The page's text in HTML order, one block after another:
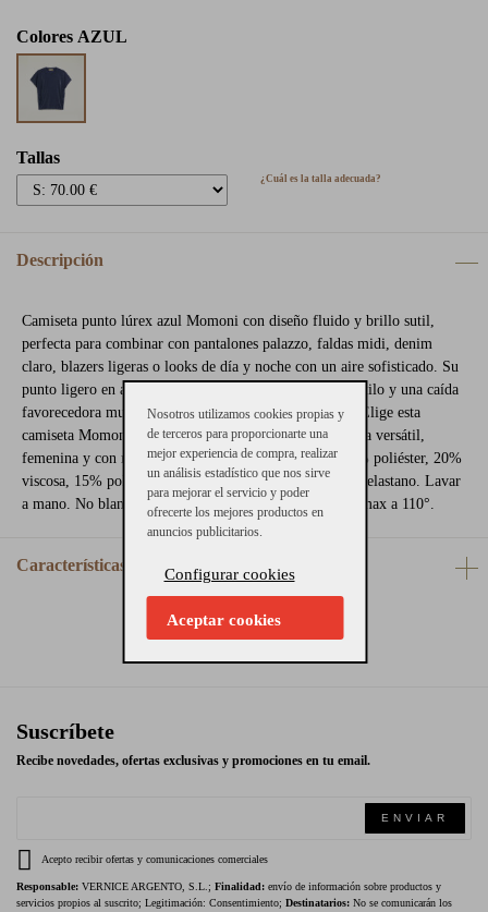
Colores AZUL
Tallas
¿Cuál es la talla adecuada?
Descripción
Camiseta punto lúrex azul Momoni con diseño fluido y brillo sutil,
perfecta para combinar con pantalones palazzo, faldas midi, denim
claro, blazers ligeras o looks de día y noche con un aire sofisticado. Su
punto ligero en azul y su silueta cómoda aportan luz, estilo y una caída
favorecedora muy fácil de llevar en cualquier ocasión. Elige esta
camiseta Momoni y añade ahora a tu armario una prenda versátil,
femenina y con mucha personalidad. Composición: 45% poliéster, 20%
viscosa, 15% poliamida, 15% poliéster con metal y 5% elastano. Lavar
a mano. No blanquear. No secar en secadora. Planchar max a 110°.
Características
Suscríbete
Recibe novedades, ofertas exclusivas y promociones en tu email.
ENVIAR
Acepto recibir ofertas y comunicaciones comerciales
Responsable: VERNICE ARGENTO, S.L.; Finalidad: envío de información sobre productos y
servicios propios al suscrito; Legitimación: Consentimiento; Destinatarios: No se comunicarán los
Nosotros utilizamos cookies propias y
de terceros para proporcionarte una
mejor experiencia de compra, realizar
un análisis estadístico que nos sirve
para mejorar el servicio y poder
ofrecerte los mejores productos en
anuncios publicitarios.
Configurar cookies
Aceptar cookies